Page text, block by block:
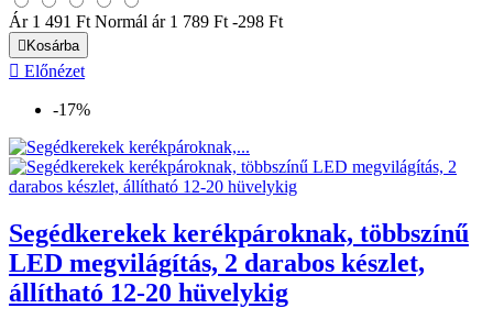
Ár 1 491 Ft Normál ár 1 789 Ft -298 Ft
 Kosárba
 Előnézet
-17%
Segédkerekek kerékpároknak, többszínű
LED megvilágítás, 2 darabos készlet,
állítható 12-20 hüvelykig